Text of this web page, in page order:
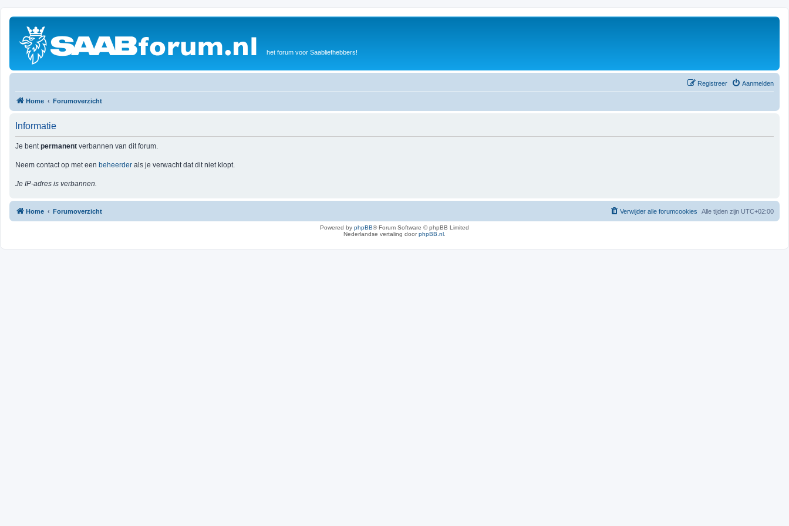
het forum voor Saabliefhebbers!
Aanmelden
Registreer
Home Forumoverzicht
Informatie
Je bentpermanent verbannen van dit forum.
Neem contact op met een beheerder als je verwacht dat dit niet klopt.
Je IP-adres is verbannen.
Home Forumoverzicht Alle tijden zijn UTC+02:00
Verwijder alle forumcookies
Powered by phpBB® Forum Software © phpBB Limited
Nederlandse vertaling doorphpBB.nl